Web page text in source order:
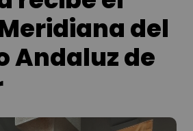
del
Andaluz de